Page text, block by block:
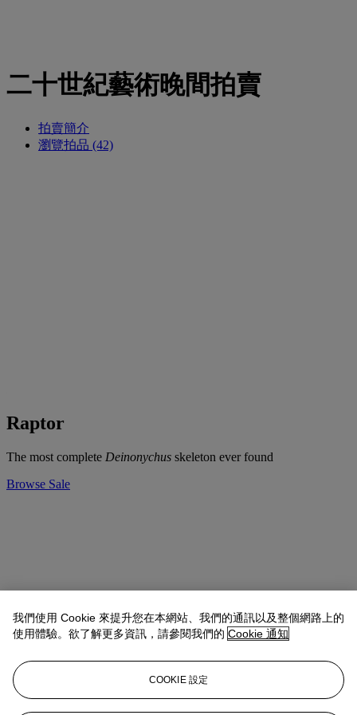
二十世紀藝術晚間拍賣
拍賣簡介
瀏覽拍品 (42)
Raptor
The most complete Deinonychus skeleton ever found
Browse Sale
我們使用 Cookie 來提升您在本網站、我們的通訊以及整個網路上的
使用體驗。欲了解更多資訊，請參閱我們的 Cookie 通知
COOKIE 設定